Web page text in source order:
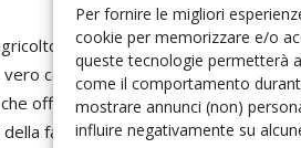
Per fornire le migliori
cookie per memorizzare e/o
queste tecnologie permetterà
come il comportamento
mostrare annunci (non)
influire negativamente su
hanno già potuto
campione di produttività nella
offre un’eccezionale stabilità
famiglia Artesian sono infatti